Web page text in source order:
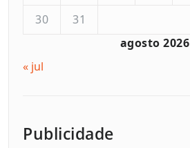
agosto 2026
30 31
« jul
Publicidade